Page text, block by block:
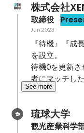
株式会社
取締役
Jun 2023 -
『待機』『成
を設立。
待機0を更新
者にマッチし
See more
琉球大学
観光産業科学